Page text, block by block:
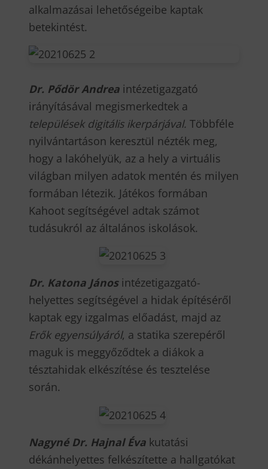
alkalmazásai lehetőségeibe kaptak
betekintést.
Dr. Pődör Andrea intézetigazgató
irányításával megismerkedtek a
települések digitális ikerpárjával. Többféle
nyilvántartáson keresztül nézték meg,
hogy a lakóhelyük, az a hely a virtuális
világban milyen adatok mentén és milyen
formában létezik. Játékos formában
Kahoot segítségével adtak számot
tudásukról az általános iskolások.
Dr. Katona Jánosintézetigazgató-
helyettes segítségével a hidak építéséről
kaptak egy izgalmas előadást, majd az
Erők egyensúlyáról, a statika szerepéről
maguk is meggyőződtek a diákok a
tésztahidak elkészítése és tesztelése
során.
Nagyné Dr. Hajnal Éva kutatási
dékánhelyettes felkészítette a hallgatókat